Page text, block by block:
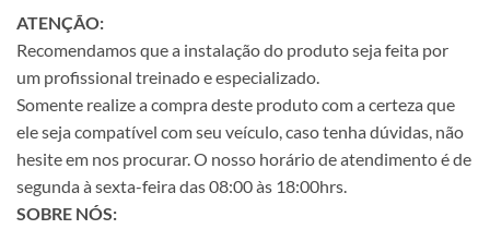
ATENÇÃO:
Recomendamos que a instalação do produto seja feita por
um profissional treinado e especializado.
Somente realize a compra deste produto com a certeza que
ele seja compatível com seu veículo, caso tenha dúvidas, não
hesite em nos procurar. O nosso horário de atendimento é de
segunda à sexta-feira das 08:00 às 18:00hrs.
SOBRE NÓS: